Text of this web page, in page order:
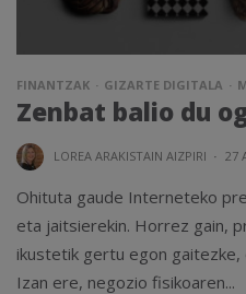
FINANTZAK GIZARTE DIGITALA
Zenbat balio du
LOREA ARAKISTAIN AIZPIRI · 27
Ohituta gaude Interneteko
eta jaitsierekin. Horrez gain,
ikustetik gertu egon
Izan ere, negozio fisikoaren...